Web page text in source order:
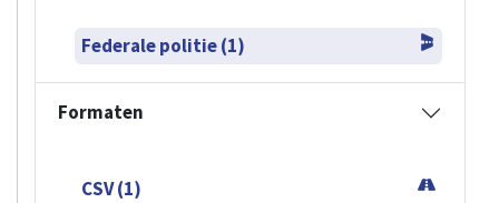
Federale politie (1)
Formaten
CSV (1)